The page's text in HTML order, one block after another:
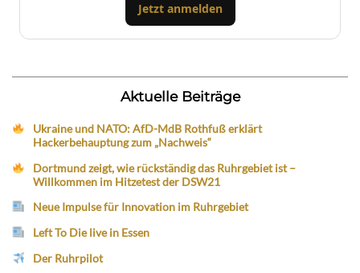
Jetzt anmelden
Aktuelle Beiträge
Ukraine und NATO: AfD-MdB Rothfuß erklärt
Hackerbehauptung zum „Nachweis“
Dortmund zeigt, wie rückständig das Ruhrgebiet ist –
Willkommen im Hitzetest der DSW21
Neue Impulse für Innovation im Ruhrgebiet
Left To Die live in Essen
Der Ruhrpilot